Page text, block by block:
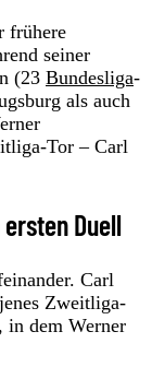
frühere
seiner
(23 Bundesliga-
als auch
Tor – Carl
Duell
Carl
Zweitliga-
in dem Werner